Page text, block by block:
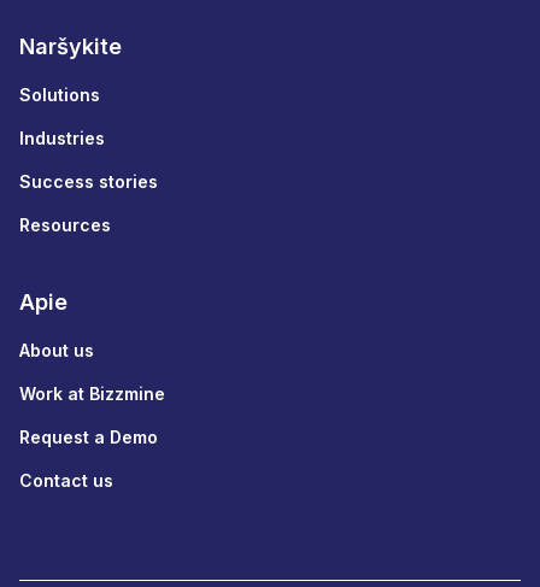
Naršykite
Solutions
Industries
Success stories
Resources
Apie
About us
Work at Bizzmine
Request a Demo
Contact us